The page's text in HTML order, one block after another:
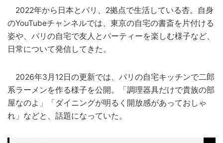
2022年から日本とパリ、2拠点で生活している杏。自身
のYouTubeチャンネルでは、東京の自宅の書斎を片付ける
姿や、パリの自宅で友人とパーティーを楽しむ様子など、
日常について発信してきた。
2026年3月12日の更新では、パリの自宅キッチンで二郎
系ラーメンを作る様子を公開。「調理器具だけで貴族の部
屋なのよ」「ダイニングが明るく開放感があっておしゃ
れ」などと、話題になっていた。